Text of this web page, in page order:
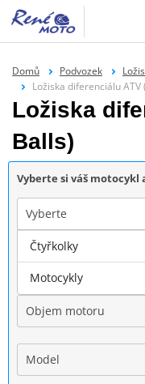
Domů Podvozek
Ložiska diferenciálu ATV
Ložiska
Balls)
Vyberte si váš
Vyberte
Značka
Objem motoru
Model
Čtyřkolky
Motocykly